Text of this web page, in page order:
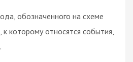
обозначенного на схеме
которому относятся события,